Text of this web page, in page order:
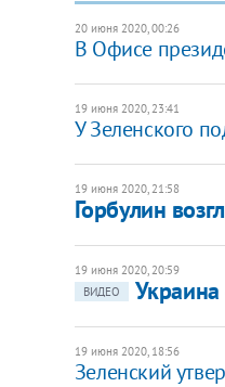
20 июня 2020, 00:26
В Офисе
19 июня 2020, 23:41
У Зеленского
19 июня 2020, 21:58
Горбулин
19 июня 2020, 20:59
ВИДЕО
19 июня 2020, 18:56
​Зеленский